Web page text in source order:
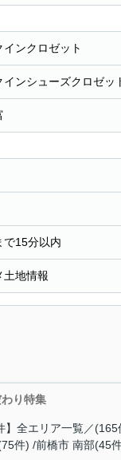
インクロゼット
インシューズクロゼッ
で15分以内
土地情報
り特集
】全エリア一覧／(165
件) 前橋市 南部(45